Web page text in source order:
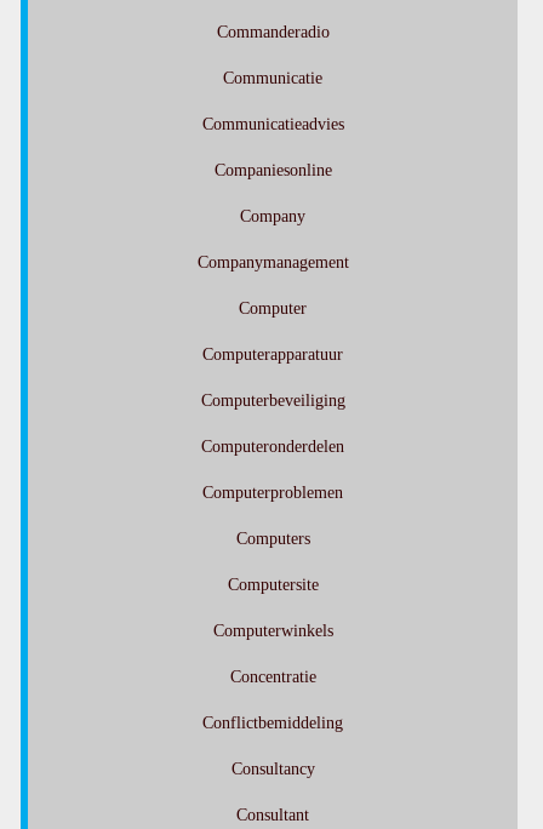
Commanderadio
Communicatie
Communicatieadvies
Companiesonline
Company
Companymanagement
Computer
Computerapparatuur
Computerbeveiliging
Computeronderdelen
Computerproblemen
Computers
Computersite
Computerwinkels
Concentratie
Conflictbemiddeling
Consultancy
Consultant